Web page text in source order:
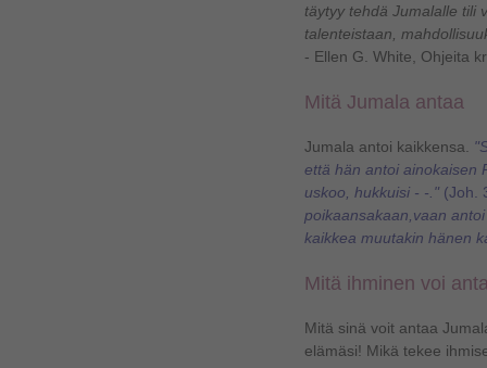
täytyy tehdä Jumalalle tili
talenteistaan,
- Ellen G. White, Ohjeita
Mitä Jumala antaa
Jumala antoi kaikkensa.
että hän antoi ainokaisen
uskoo, hukkuisi - -." (Joh.
poikaansakaan,vaan
kaikkea muutakin hänen
Mitä ihminen voi
Mitä sinä voit antaa
elämäsi! Mikä tekee